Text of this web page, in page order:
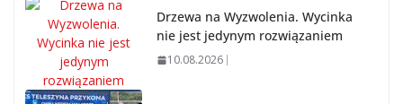
Drzewa na Wyzwolenia. Wycinka
nie jest jedynym rozwiązaniem
10.08.2026